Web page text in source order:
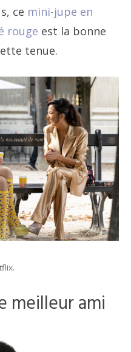
ce mini-jupe en
rouge est la bonne
tenue.
meilleur ami